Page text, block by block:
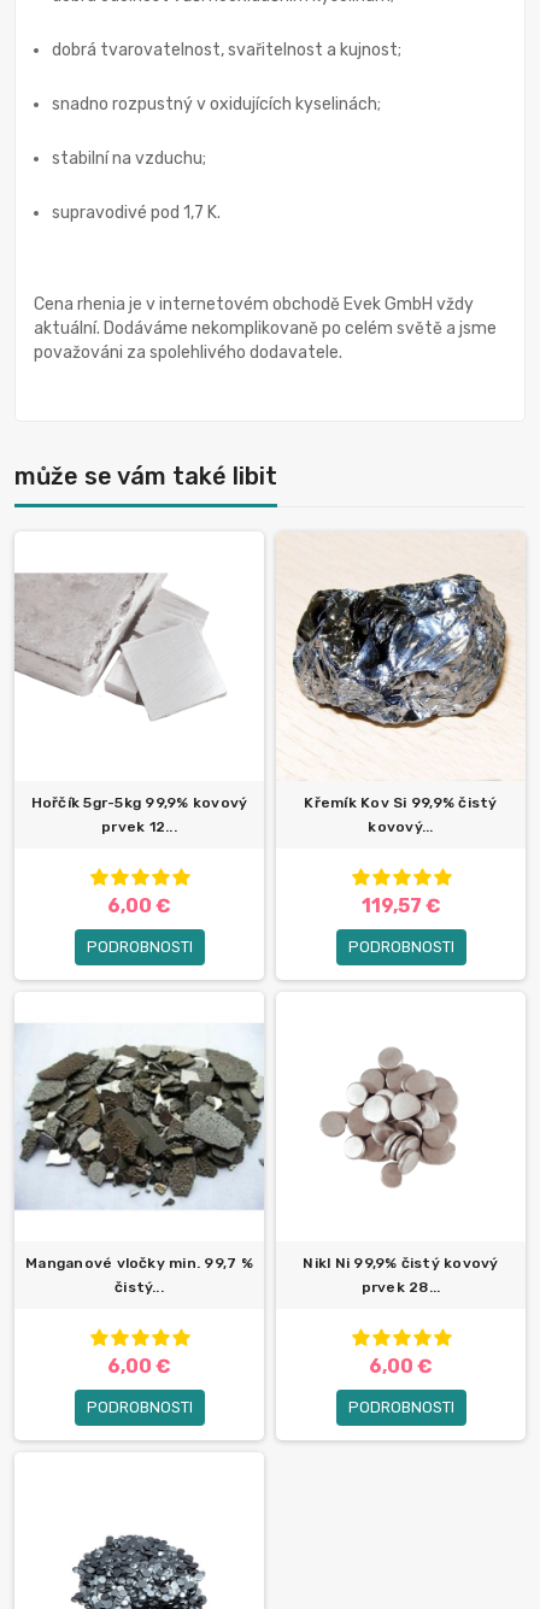
dobrá tvarovatelnost, svařitelnost a kujnost;
snadno rozpustný v oxidujících kyselinách;
stabilní na vzduchu;
supravodivé pod 1,7 K.
Cena rhenia je v internetovém obchodě Evek GmbH vždy
aktuální. Dodáváme nekomplikovaně po celém světě a jsme
považováni za spolehlivého dodavatele.
může se vám také libit
Hořčík 5gr-5kg 99,9% kovový
prvek 12...
6,00 €
PODROBNOSTI
Křemík Kov Si 99,9% čistý
kovový...
119,57 €
PODROBNOSTI
Manganové vločky min. 99,7 %
čistý...
6,00 €
PODROBNOSTI
Nikl Ni 99,9% čistý kovový
prvek 28...
6,00 €
PODROBNOSTI